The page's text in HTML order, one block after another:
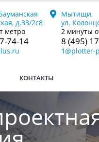
д.33/2с8
метро
74-14
Мытищи,
ул.
2 минуты
8 (495)
1@plotter-
КОНТАКТЫ
бумажный экземпляр